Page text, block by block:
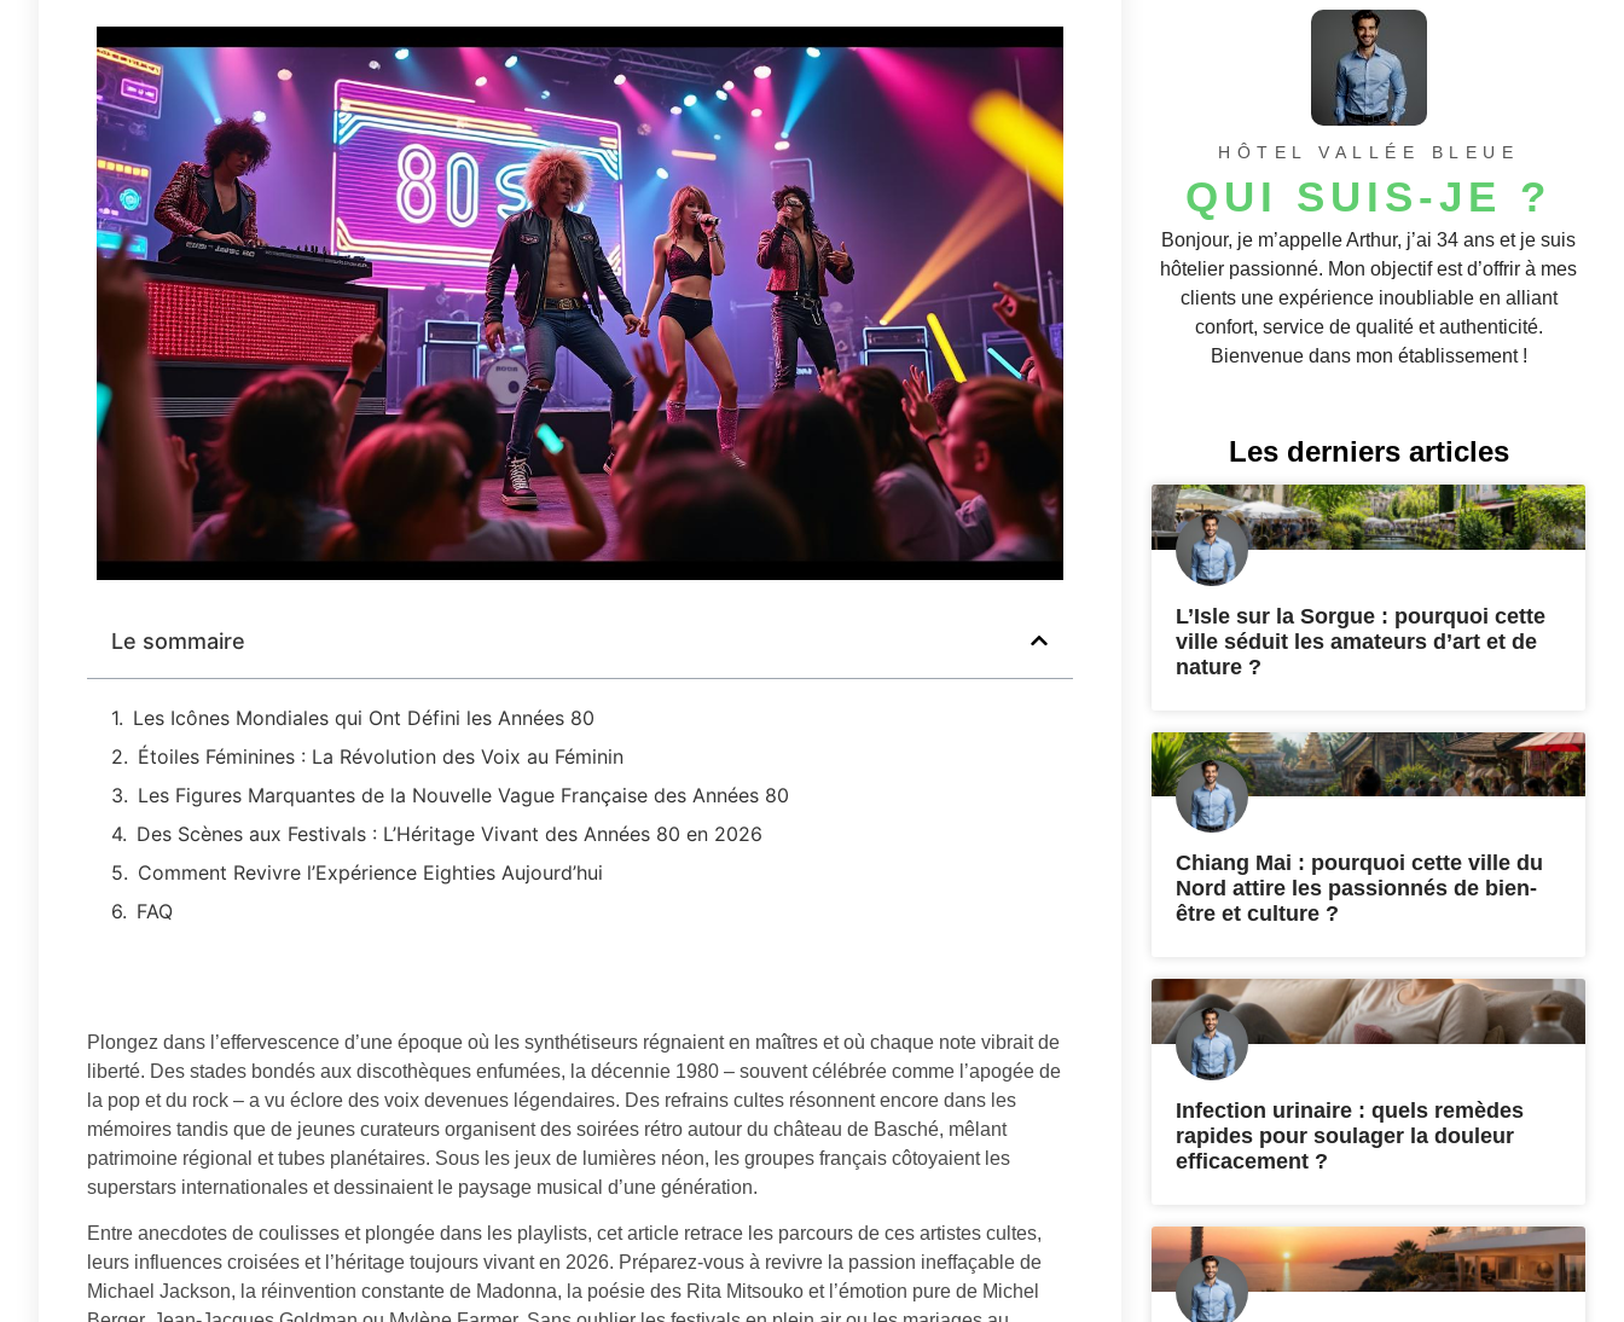
Le sommaire
Les Icônes Mondiales qui Ont Défini les Années 80
Étoiles Féminines : La Révolution des Voix au Féminin
Les Figures Marquantes de la Nouvelle Vague Française des Années 80
Des Scènes aux Festivals : L’Héritage Vivant des Années 80 en 2026
Comment Revivre l’Expérience Eighties Aujourd’hui
FAQ
Plongez dans l’effervescence d’une époque où les synthétiseurs régnaient en maîtres et où chaque note vibrait de
liberté. Des stades bondés aux discothèques enfumées, la décennie 1980 – souvent célébrée comme l’apogée de
la pop et du rock – a vu éclore des voix devenues légendaires. Des refrains cultes résonnent encore dans les
mémoires tandis que de jeunes curateurs organisent des soirées rétro autour du château de Basché, mêlant
patrimoine régional et tubes planétaires. Sous les jeux de lumières néon, les groupes français côtoyaient les
superstars internationales et dessinaient le paysage musical d’une génération.
Entre anecdotes de coulisses et plongée dans les playlists, cet article retrace les parcours de ces artistes cultes,
leurs influences croisées et l’héritage toujours vivant en 2026. Préparez-vous à revivre la passion ineffaçable de
Michael Jackson, la réinvention constante de Madonna, la poésie des Rita Mitsouko et l’émotion pure de Michel
HÔTEL VALLÉE BLEUE
QUI SUIS-JE ?
Bonjour, je m’appelle Arthur, j’ai 34 ans et je suis
hôtelier passionné. Mon objectif est d’offrir à mes
clients une expérience inoubliable en alliant
confort, service de qualité et authenticité.
Bienvenue dans mon établissement !
Les derniers articles
L’Isle sur la Sorgue : pourquoi cette
ville séduit les amateurs d’art et de
nature ?
Chiang Mai : pourquoi cette ville du
Nord attire les passionnés de bien-
être et culture ?
Infection urinaire : quels remèdes
rapides pour soulager la douleur
efficacement ?